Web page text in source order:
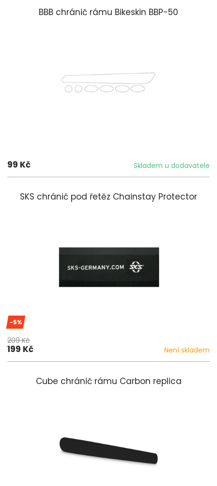
BBB chránič rámu Bikeskin BBP-50
99 Kč Skladem u dodavatele
SKS chránič pod řetěz Chainstay Protector
-5%
209 Kč
199 Kč Není skladem
Cube chránič rámu Carbon replica